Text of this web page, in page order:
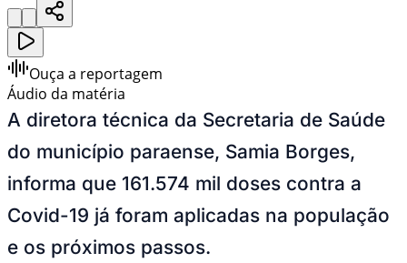
Ouça a reportagem
Áudio da matéria
A diretora técnica da Secretaria de Saúde
do município paraense, Samia Borges,
informa que 161.574 mil doses contra a
Covid-19 já foram aplicadas na população
e os próximos passos.